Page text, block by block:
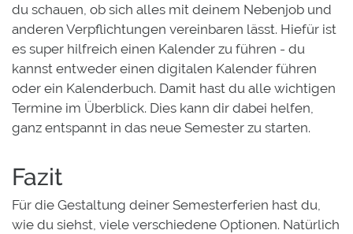
du schauen, ob sich alles mit deinem Nebenjob und
anderen Verpflichtungen vereinbaren lässt. Hiefür ist
es super hilfreich einen Kalender zu führen - du
kannst entweder einen digitalen Kalender führen
oder ein Kalenderbuch. Damit hast du alle wichtigen
Termine im Überblick. Dies kann dir dabei helfen,
ganz entspannt in das neue Semester zu starten.
Fazit
Für die Gestaltung deiner Semesterferien hast du,
wie du siehst, viele verschiedene Optionen. Natürlich